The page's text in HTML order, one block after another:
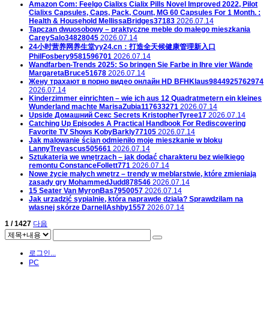
Amazon Com: Feelgo Cialixs Cialix Pills Novel Improved 2022, Pilot
Cialixs Capsules, Caps, Pack, Count, MG 60 Capsules For 1 Month. :
Health & Household MellissaBridges37183 2026.07.14
Tapczan dwuosobowy – praktyczne meble do małego mieszkania
CareySalo34828045 2026.07.14
24小时营养网养生堂yy24.cn：打造全天候健康管理新入口
PhilFosbery9581596701 2026.07.14
Wandfarben-Trends 2025: So bringen Sie Farbe in Ihre vier Wände
MargaretaBruce51678 2026.07.14
Жену трахают в порно видео онлайн HD BFHKlaus9844925762974
2026.07.14
Kinderzimmer einrichten – wie ich aus 12 Quadratmetern ein kleines
Wunderland machte MarisaZubia117633271 2026.07.14
Upside Домашний Секс Secrets KristopherTyree17 2026.07.14
Catching Up Episodes A Practical Handbook For Rediscovering
Favorite TV Shows KobyBarkly77105 2026.07.14
Jak malowanie ścian odmieniło moje mieszkanie w bloku
LannyTrevascus505661 2026.07.14
Sztukateria we wnętrzach – jak dodać charakteru bez wielkiego
remontu ConstanceFollett771 2026.07.14
Nowe życie małych wnętrz – trendy w meblarstwie, które zmieniają
zasady gry MohammedJudd878546 2026.07.14
15 Seater Van MyronBas7950057 2026.07.14
Jak urzadzić sypialnie, która naprawde dziala? Sprawdzilam na
wlasnej skórze DarnellAshby1557 2026.07.14
1 / 1427 다음
로그인...
PC